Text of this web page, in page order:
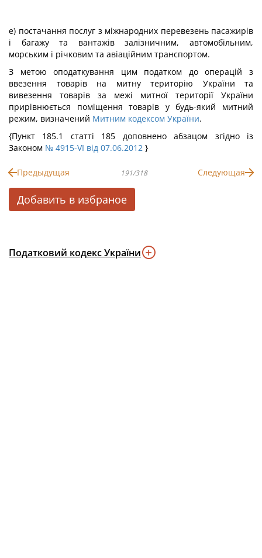
е) постачання послуг з міжнародних перевезень пасажирів
і багажу та вантажів залізничним, автомобільним,
морським і річковим та авіаційним транспортом.
З метою оподаткування цим податком до операцій з
ввезення товарів на митну територію України та
вивезення товарів за межі митної території України
прирівнюється поміщення товарів у будь-який митний
режим, визначений Митним кодексом України.
{Пункт 185.1 статті 185 доповнено абзацом згідно із
Законом № 4915-VI від 07.06.2012 }
Предыдущая 191/318 Следующая
Добавить в избраное
Податковий кодекс України